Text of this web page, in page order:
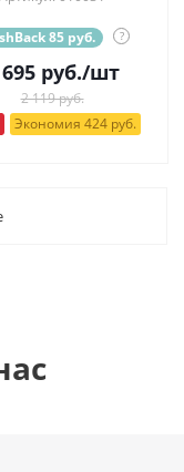
85 руб. ?
руб./шт
2 119 руб.
Экономия 424 руб.